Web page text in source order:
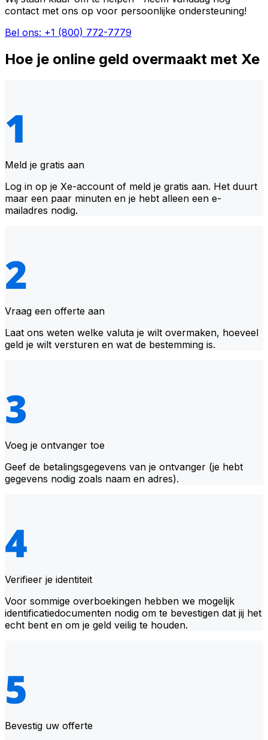
contact met ons op voor persoonlijke ondersteuning!
Bel ons: +1 (800) 772-7779
Hoe je online geld overmaakt met Xe
Meld je gratis aan
Log in op je Xe-account of meld je gratis aan. Het duurt
maar een paar minuten en je hebt alleen een e-
mailadres nodig.
Vraag een offerte aan
Laat ons weten welke valuta je wilt overmaken, hoeveel
geld je wilt versturen en wat de bestemming is.
Voeg je ontvanger toe
Geef de betalingsgegevens van je ontvanger (je hebt
gegevens nodig zoals naam en adres).
Verifieer je identiteit
Voor sommige overboekingen hebben we mogelijk
identificatiedocumenten nodig om te bevestigen dat jij het
echt bent en om je geld veilig te houden.
Bevestig uw offerte